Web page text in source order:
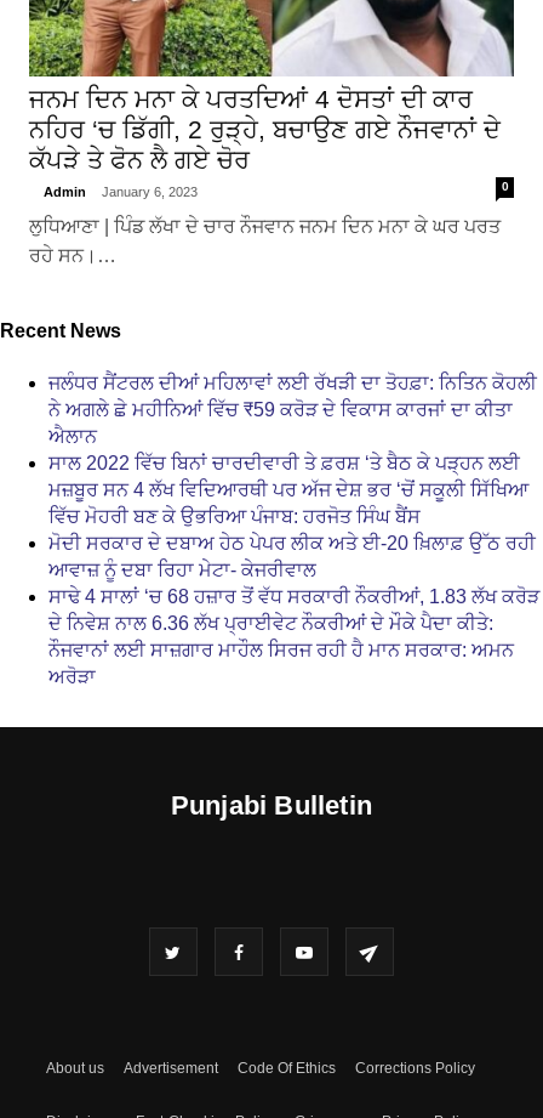
ਜਨਮ ਦਿਨ ਮਨਾ ਕੇ ਪਰਤਦਿਆਂ 4 ਦੋਸਤਾਂ ਦੀ ਕਾਰ
ਨਹਿਰ ‘ਚ ਡਿੱਗੀ, 2 ਰੁੜ੍ਹੇ, ਬਚਾਉਣ ਗਏ ਨੌਜਵਾਨਾਂ ਦੇ
ਕੱਪੜੇ ਤੇ ਫੋਨ ਲੈ ਗਏ ਚੋਰ
Admin January 6, 2023 0
ਲੁਧਿਆਣਾ | ਪਿੰਡ ਲੱਖਾ ਦੇ ਚਾਰ ਨੌਜਵਾਨ ਜਨਮ ਦਿਨ ਮਨਾ ਕੇ ਘਰ ਪਰਤ
ਰਹੇ ਸਨ।…
Recent News
ਜਲੰਧਰ ਸੈਂਟਰਲ ਦੀਆਂ ਮਹਿਲਾਵਾਂ ਲਈ ਰੱਖੜੀ ਦਾ ਤੋਹਫ਼ਾ: ਨਿਤਿਨ ਕੋਹਲੀ
ਨੇ ਅਗਲੇ ਛੇ ਮਹੀਨਿਆਂ ਵਿੱਚ ₹59 ਕਰੋੜ ਦੇ ਵਿਕਾਸ ਕਾਰਜਾਂ ਦਾ ਕੀਤਾ
ਐਲਾਨ
ਸਾਲ 2022 ਵਿੱਚ ਬਿਨਾਂ ਚਾਰਦੀਵਾਰੀ ਤੇ ਫ਼ਰਸ਼ ‘ਤੇ ਬੈਠ ਕੇ ਪੜ੍ਹਨ ਲਈ
ਮਜ਼ਬੂਰ ਸਨ 4 ਲੱਖ ਵਿਦਿਆਰਥੀ ਪਰ ਅੱਜ ਦੇਸ਼ ਭਰ ‘ਚੋਂ ਸਕੂਲੀ ਸਿੱਖਿਆ
ਵਿੱਚ ਮੋਹਰੀ ਬਣ ਕੇ ਉਭਰਿਆ ਪੰਜਾਬ: ਹਰਜੋਤ ਸਿੰਘ ਬੈਂਸ
ਮੋਦੀ ਸਰਕਾਰ ਦੇ ਦਬਾਅ ਹੇਠ ਪੇਪਰ ਲੀਕ ਅਤੇ ਈ-20 ਖ਼ਿਲਾਫ਼ ਉੱਠ ਰਹੀ
ਆਵਾਜ਼ ਨੂੰ ਦਬਾ ਰਿਹਾ ਮੇਟਾ- ਕੇਜਰੀਵਾਲ
ਸਾਢੇ 4 ਸਾਲਾਂ ‘ਚ 68 ਹਜ਼ਾਰ ਤੋਂ ਵੱਧ ਸਰਕਾਰੀ ਨੌਕਰੀਆਂ, 1.83 ਲੱਖ ਕਰੋੜ
ਦੇ ਨਿਵੇਸ਼ ਨਾਲ 6.36 ਲੱਖ ਪ੍ਰਾਈਵੇਟ ਨੌਕਰੀਆਂ ਦੇ ਮੌਕੇ ਪੈਦਾ ਕੀਤੇ:
ਨੌਜਵਾਨਾਂ ਲਈ ਸਾਜ਼ਗਾਰ ਮਾਹੌਲ ਸਿਰਜ ਰਹੀ ਹੈ ਮਾਨ ਸਰਕਾਰ: ਅਮਨ
ਅਰੋੜਾ
Punjabi Bulletin
About us Advertisement Code Of Ethics Corrections Policy